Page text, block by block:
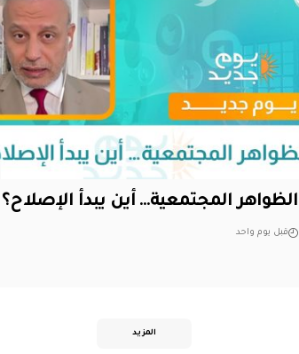
الظواهر المجتمعية… أين يبدأ الإصلاح؟
قبل يوم واحد
المزيد